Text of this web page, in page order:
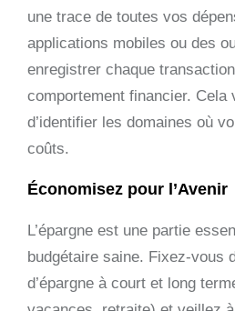
une trace de toutes vos
applications mobiles ou des
enregistrer chaque
comportement financier. Cela
d’identifier les domaines où
coûts.
Économisez pour l’Avenir
L’épargne est une partie
budgétaire saine. Fixez-vous
d’épargne à court et long